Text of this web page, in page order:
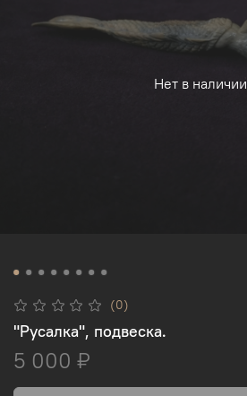
Нет в наличии
(0)
"Русалка", подвеска.
5 000 ₽